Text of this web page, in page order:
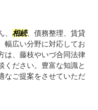
相続、債務整理、賃貸
幅広い分野に対応してお
は、藤枝やいづ合同法律
ください。豊富な知識と
なご提案をさせていただ